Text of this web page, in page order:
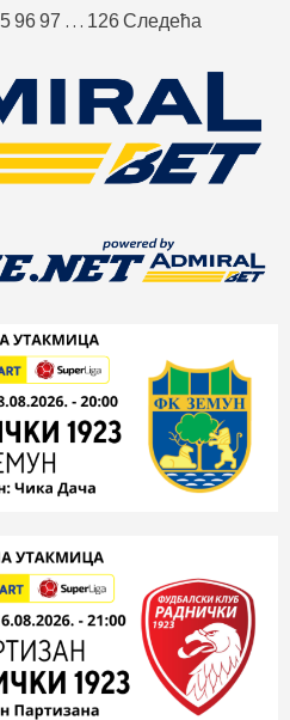
9697 … 126Следећа